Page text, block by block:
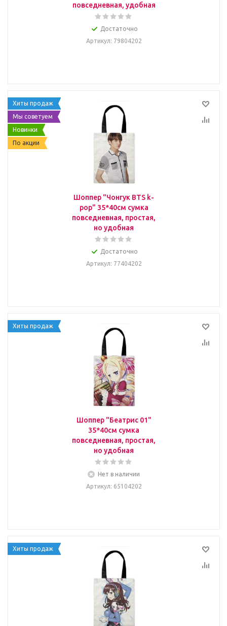
повседневная, удобная
Достаточно
Артикул: 79804202
Хиты продаж
Мы советуем
Новинки
По акции
Шоппер "Чонгук BTS k-
pop" 35*40см сумка
повседневная, простая,
но удобная
Достаточно
Артикул: 77404202
Хиты продаж
Шоппер "Беатрис 01"
35*40см сумка
повседневная, простая,
но удобная
Нет в наличии
Артикул: 65104202
Хиты продаж